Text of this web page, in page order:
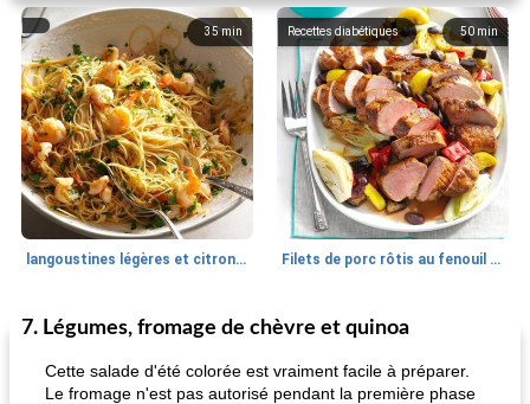
35min
langoustines légères et citronnées
50 min
Recettes diabétiques
Filets de porc rôtis au fenouil et légumes d'été
60 min
Poulet Déjeuner / Snacks
7. Légumes, fromage de chèvre et quinoa
Cette salade d'été colorée est vraiment facile à préparer.
Le fromage n'est pas autorisé pendant la première phase